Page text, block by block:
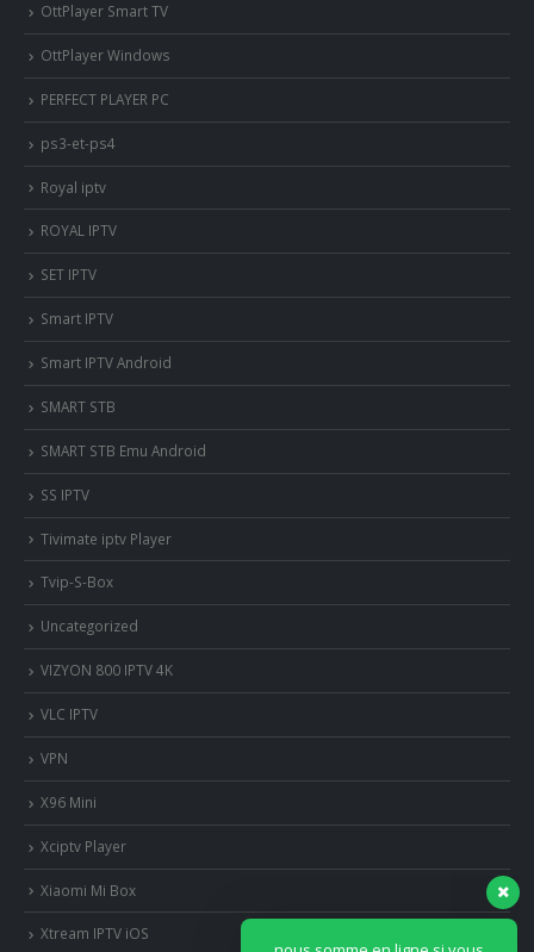
OttPlayer Smart TV
OttPlayer Windows
PERFECT PLAYER PC
ps3-et-ps4
Royal iptv
ROYAL IPTV
SET IPTV
Smart IPTV
Smart IPTV Android
SMART STB
SMART STB Emu Android
SS IPTV
Tivimate iptv Player
Tvip-S-Box
Uncategorized
VIZYON 800 IPTV 4K
VLC IPTV
VPN
X96 Mini
Xciptv Player
Xiaomi Mi Box
Xtream IPTV iOS
nous somme en ligne si vous